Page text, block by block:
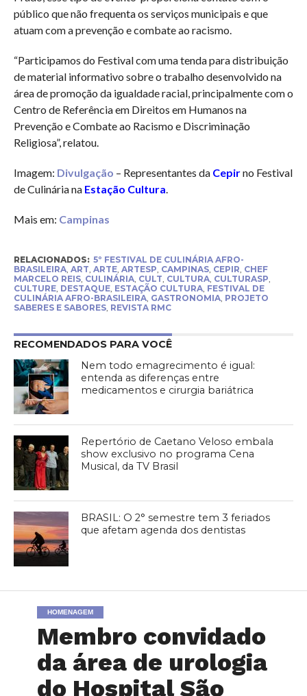
público que não frequenta os serviços municipais e que
atuam com a prevenção e combate ao racismo.
“Participamos do Festival com uma tenda para distribuição
de material informativo sobre o trabalho desenvolvido na
área de promoção da igualdade racial, principalmente com o
Centro de Referência em Direitos em Humanos na
Prevenção e Combate ao Racismo e Discriminação
Religiosa”, relatou.
Imagem: Divulgação – Representantes da Cepirno Festival
de Culinária na Estação Cultura.
Mais em: Campinas
RELACIONADOS: 5º FESTIVAL DE CULINÁRIA AFRO-
BRASILEIRA, ART ARTE, ARTESP CAMPINAS, CEPIR CHEF
MARCELO REIS, CULINÁRIA, CULT CULTURA, CULTURASP
CULTURE, DESTAQUE, ESTAÇÃO CULTURA, FESTIVAL DE
CULINÁRIA AFRO-BRASILEIRA, GASTRONOMIA, PROJETO
SABERES E SABORES, REVISTA RMC
RECOMENDADOS PARA VOCÊ
Nem todo emagrecimento é igual:
entenda as diferenças entre
medicamentos e cirurgia bariátrica
Repertório de Caetano Veloso embala
show exclusivo no programa Cena
Musical, da TV Brasil
BRASIL: O 2° semestre tem 3 feriados
que afetam agenda dos dentistas
HOMENAGEM
Membro convidado
da área de urologia
do Hospital São